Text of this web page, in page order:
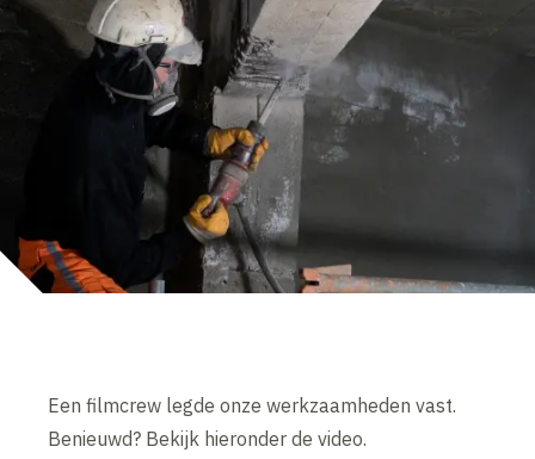
Een filmcrew legde onze werkzaamheden vast.
Benieuwd? Bekijk hieronder de video.